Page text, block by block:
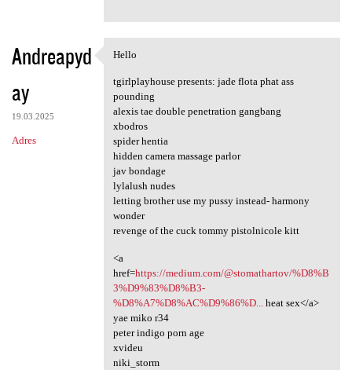
Andreapyd
ay
19.03.2025
Adres
Hello
Hello
tgirlplayhouse presents: jade flota phat ass
pounding
alexis tae double penetration gangbang
xbodros
spider hentia
hidden camera massage parlor
jav bondage
lylalush nudes
letting brother use my pussy instead- harmony
wonder
revenge of the cuck tommy pistolnicole kitt
<a
href=https://medium.com/@stomathartov/%D8%B
3%D9%83%D8%B3-
%D8%A7%D8%AC%D9%86%D...heat sex</a>
yae miko r34
peter indigo porn age
xvideu
niki_storm